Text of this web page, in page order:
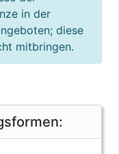
in der
diese
mitbringen.